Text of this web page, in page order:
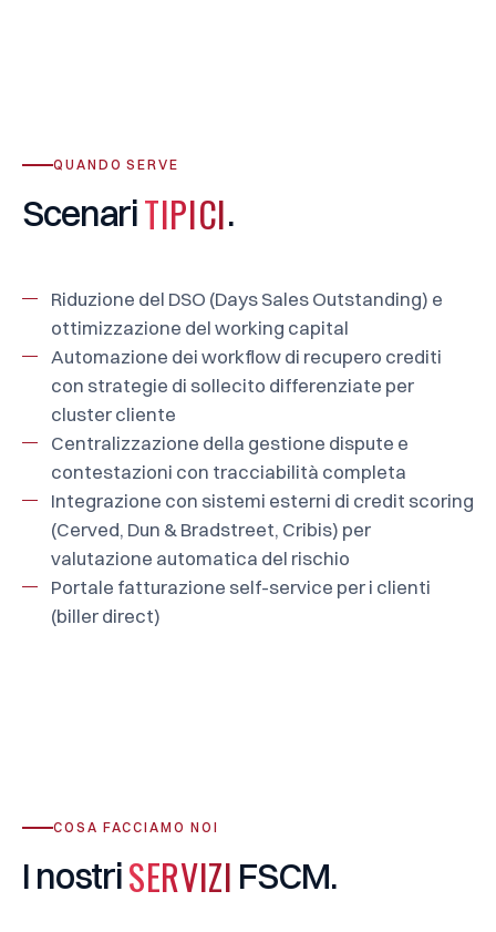
QUANDO SERVE
ScenariTIPICI.
Riduzione del DSO (Days Sales Outstanding) e
ottimizzazione del working capital
Automazione dei workflow di recupero crediti
con strategie di sollecito differenziate per
cluster cliente
Centralizzazione della gestione dispute e
contestazioni con tracciabilità completa
Integrazione con sistemi esterni di credit scoring
(Cerved, Dun & Bradstreet, Cribis) per
valutazione automatica del rischio
Portale fatturazione self-service per i clienti
(biller direct)
COSA FACCIAMO NOI
I nostriSERVIZI FSCM.